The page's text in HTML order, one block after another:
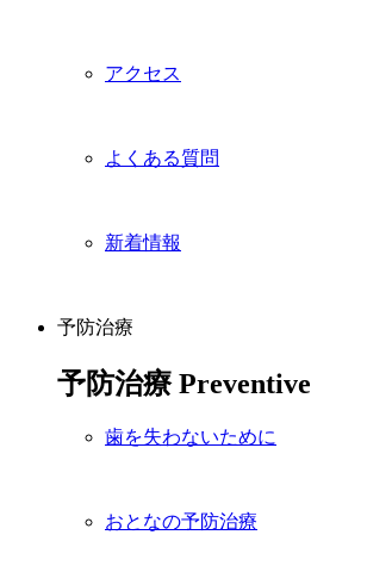
アクセス
よくある質問
新着情報
予防治療
予防治療 Preventive
歯を失わないために
おとなの予防治療